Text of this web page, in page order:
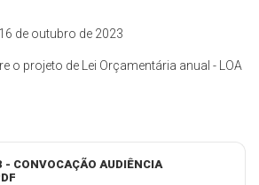
16 de outubro de 2023
o projeto de Lei Orçamentária anual - LOA
- CONVOCAÇÃO AUDIÊNCIA